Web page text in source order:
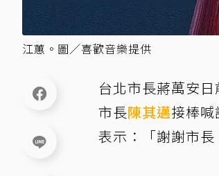
江蕙。圖／喜歡音樂提供
台北市長蔣萬安
市長陳其邁接棒
表示：「謝謝市長